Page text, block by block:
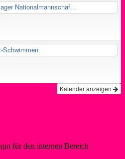
Nationalmannschaf...
Schwimmen
Kalender anzeigen
für den internen Bereich